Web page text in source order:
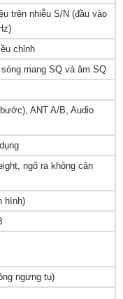
trên nhiễu S/N (đầu vào
chỉnh
mang SQ và âm SQ
ANT A/B, Audio
ngõ ra không cân
hình)
ngưng tụ)